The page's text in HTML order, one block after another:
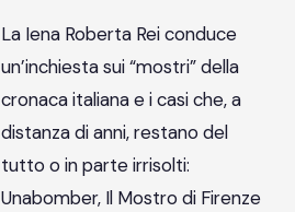
La Iena Roberta Rei conduce
un’inchiesta sui “mostri” della
cronaca italiana e i casi che, a
distanza di anni, restano del
tutto o in parte irrisolti:
Unabomber, Il Mostro di Firenze